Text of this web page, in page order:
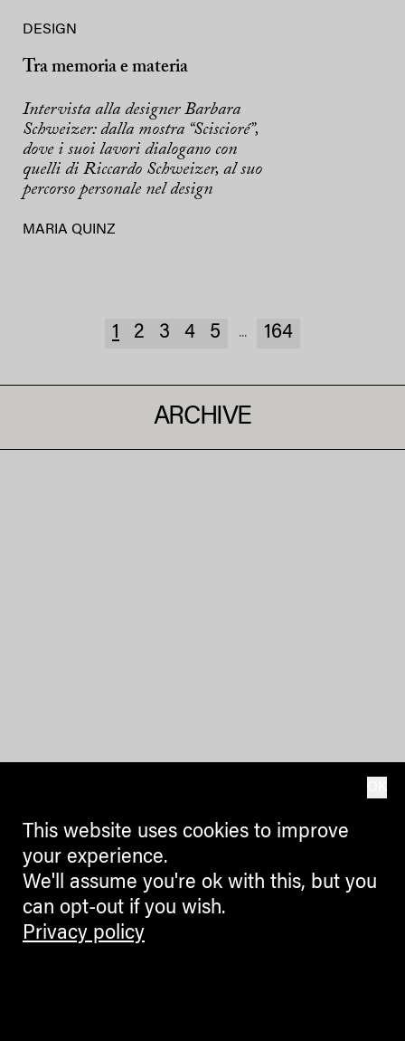
DESIGN
Tra memoria e materia
Intervista alla designer Barbara
Schweizer: dalla mostra “Sciscioré”,
dove i suoi lavori dialogano con
quelli di Riccardo Schweizer, al suo
percorso personale nel design
MARIA QUINZ
1 2 3 4 5 ... 164
ARCHIVE
This website uses cookies to improve
your experience.
We'll assume you're ok with this, but you
can opt-out if you wish.
Privacy policy